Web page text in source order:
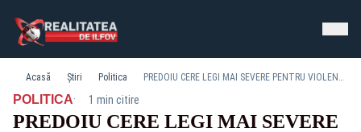
Acasă Știri Politica PREDOIU CERE LEGI MAI SEVERE PENTRU VIOLENȚA DOMESTICĂ: „CAZURILE SUNT LA FEL DE GRAVE CA ORICE ALTĂ CRIMINALITATE”
POLITICA· 1 min citire
PREDOIU CERE LEGI MAI SEVERE